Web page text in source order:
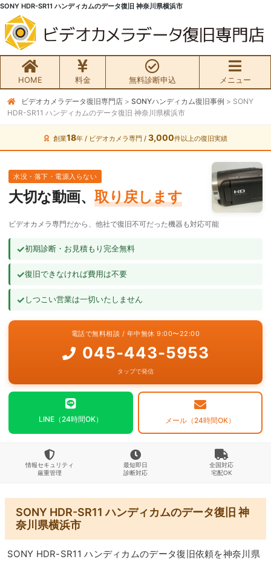
SONY HDR-SR11 ハンディカムのデータ復旧 神奈川県横浜市
HOME 料金 無料診断申込 メニュー
無料初期診断お申込み
ビデオカメラ データ復旧HOME
料金・メニュー
サービスの流れ
よくあるご質問
ビデオカメラデータ復旧専門店 > SONYハンディカム復旧事例 > SONY
HDR-SR11 ハンディカムのデータ復旧 神奈川県横浜市
創業18年 / ビデオカメラ専門 / 3,000件以上の復旧実績
水没・落下・電源入らない
大切な動画、 取り戻します
ビデオカメラ専門だから、他社で復旧不可だった機器も対応可能
✓初期診断・お見積もり完全無料
✓復旧できなければ費用は不要
✓しつこい営業は一切いたしません
電話で無料相談 / 年中無休 9:00〜22:00
045-443-5953
タップで発信
LINE（24時間OK） メール（24時間OK）
情報セキュリティ
厳重管理
最短即日
診断対応
全国対応
宅配OK
SONY HDR-SR11 ハンディカムのデータ復旧 神
奈川県横浜市
SONY HDR-SR11 ハンディカムのデータ復旧依頼を神奈川県